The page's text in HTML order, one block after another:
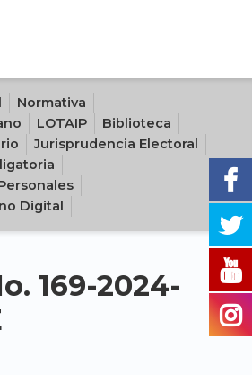
Normativa
LOTAIP
Biblioteca
Jurisprudencia Electoral
Digital
169-2024-